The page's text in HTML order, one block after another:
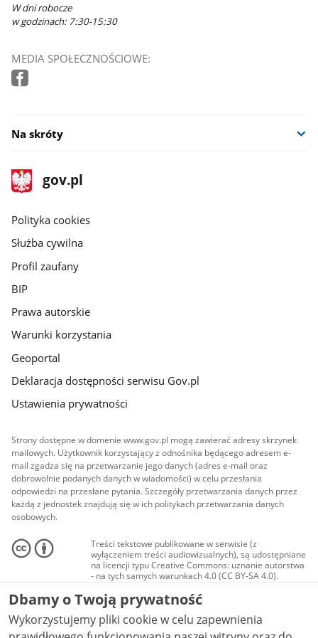
W dni robocze
w godzinach: 7:30-15:30
MEDIA SPOŁECZNOŚCIOWE:
Na skróty
stopka
gov.pl
Strona
gov.pl
gov.pl
Polityka cookies
Służba cywilna
Profil zaufany
BIP
Prawa autorskie
Warunki korzystania
Geoportal
Deklaracja dostępności serwisu Gov.pl
Ustawienia prywatności
Strony dostępne w domenie www.gov.pl mogą zawierać adresy skrzynek
mailowych. Użytkownik korzystający z odnośnika będącego adresem e-
mail zgadza się na przetwarzanie jego danych (adres e-mail oraz
dobrowolnie podanych danych w wiadomości) w celu przesłania
odpowiedzi na przesłane pytania. Szczegóły przetwarzania danych przez
każdą z jednostek znajdują się w ich politykach przetwarzania danych
osobowych.
Treści tekstowe publikowane w serwisie (z
wyłączeniem treści audiowizualnych), są udostępniane
na licencji typu Creative Commons: uznanie autorstwa
- na tych samych warunkach 4.0 (CC BY-SA 4.0).
Materiały audiowizualne, w tym zdjęcia, materiały
audio i wideo, są udostępniane na licencji typu
Creative Commons: uznanie autorstwa użycie
niekomercyjne - bez utworów zależnych 4.0 (CC BY-
NC-ND 4.0), o ile nie jest to stwierdzone inaczej.
Dbamy o Twoją prywatność
Wykorzystujemy pliki cookie w celu zapewnienia